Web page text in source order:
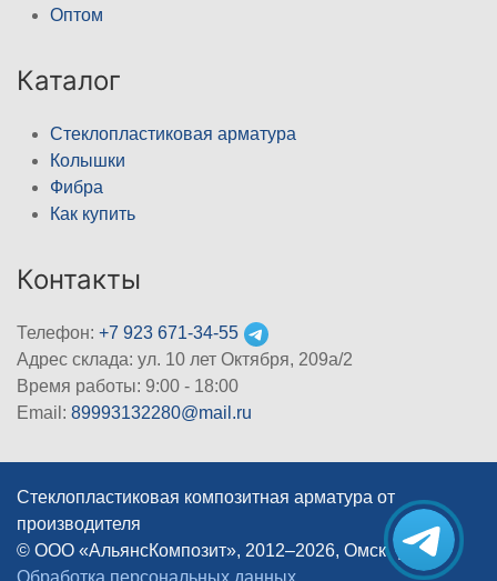
Оптом
Каталог
Стеклопластиковая арматура
Колышки
Фибра
Как купить
Контакты
Телефон: +7 923 671-34-55
Адрес склада: ул. 10 лет Октября, 209а/2
Время работы: 9:00 - 18:00
Email: 89993132280@mail.ru
Стеклопластиковая композитная арматура от
производителя
© ООО «АльянсКомпозит», 2012–2026, Омск |